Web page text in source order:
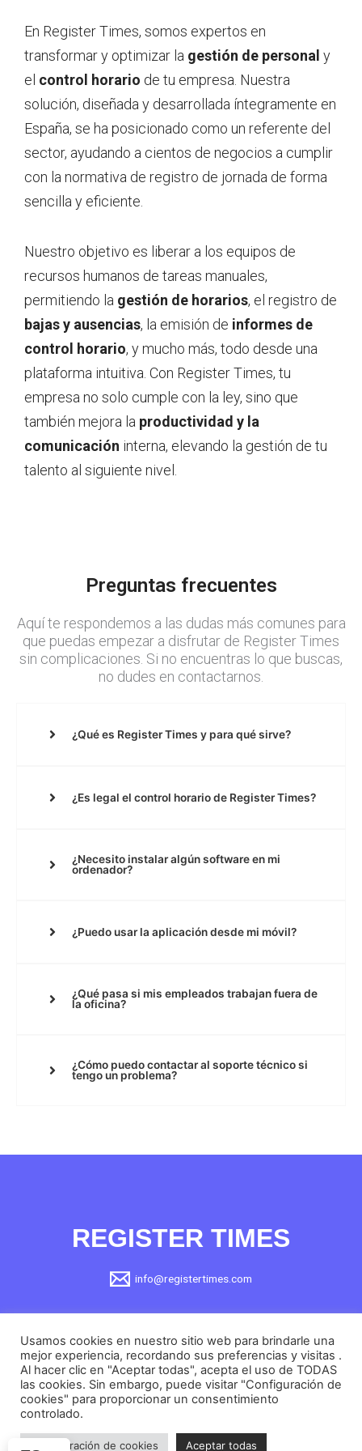
En Register Times, somos expertos en
transformar y optimizar la gestión de personal y
el control horario de tu empresa. Nuestra
solución, diseñada y desarrollada íntegramente en
España, se ha posicionado como un referente del
sector, ayudando a cientos de negocios a cumplir
con la normativa de registro de jornada de forma
sencilla y eficiente.
Nuestro objetivo es liberar a los equipos de
recursos humanos de tareas manuales,
permitiendo la gestión de horarios, el registro de
bajas y ausencias, la emisión de informes de
control horario, y mucho más, todo desde una
plataforma intuitiva. Con Register Times, tu
empresa no solo cumple con la ley, sino que
también mejora la productividad y la
comunicación interna, elevando la gestión de tu
talento al siguiente nivel.
Preguntas frecuentes
Aquí te respondemos a las dudas más comunes para
que puedas empezar a disfrutar de Register Times
sin complicaciones. Si no encuentras lo que buscas,
no dudes en contactarnos.
¿Qué es Register Times y para qué sirve?
¿Es legal el control horario de Register Times?
¿Necesito instalar algún software en mi
ordenador?
¿Puedo usar la aplicación desde mi móvil?
¿Qué pasa si mis empleados trabajan fuera de
la oficina?
¿Cómo puedo contactar al soporte técnico si
tengo un problema?
REGISTER TIMES
info@registertimes.com
Aviso Legal
Política de privacidad
Política de Cookies
Usamos cookies en nuestro sitio web para brindarle una
mejor experiencia, recordando sus preferencias y visitas .
Al hacer clic en "Aceptar todas", acepta el uso de TODAS
las cookies. Sin embargo, puede visitar "Configuración de
cookies" para proporcionar un consentimiento
controlado.
Configuración de cookies Aceptar todas